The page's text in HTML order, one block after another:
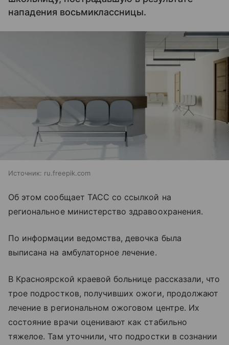
нападения восьмиклассницы.
Источник: ru.freepik.com
Об этом сообщает ТАСС со ссылкой на
региональное министерство здравоохранения.
По информации ведомства, девочка была
выписана на амбулаторное лечение.
В Красноярской краевой больнице рассказали, что
трое подростков, получивших ожоги, продолжают
лечение в региональном ожоговом центре. Их
состояние врачи оценивают как стабильно
тяжелое. Там уточнили, что подростки в сознании